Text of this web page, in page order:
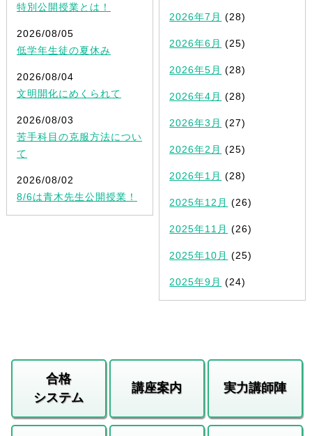
特別公開授業とは！
2026/08/05
低学年生徒の夏休み
2026/08/04
文明開化にめくられて
2026/08/03
苦手科目の克服方法につい
て
2026/08/02
8/6は青木先生公開授業！
2026年7月 (28)
2026年6月 (25)
2026年5月 (28)
2026年4月 (28)
2026年3月 (27)
2026年2月 (25)
2026年1月 (28)
2025年12月 (26)
2025年11月 (26)
2025年10月 (25)
2025年9月 (24)
合格
システム
講座案内 実力講師陣